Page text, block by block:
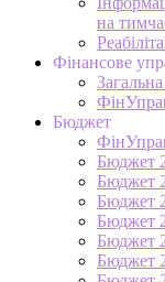
на
Фінансове
Бюджет
Бюджет
Бюджет
Бюджет
Бюджет
Бюджет
Бюджет